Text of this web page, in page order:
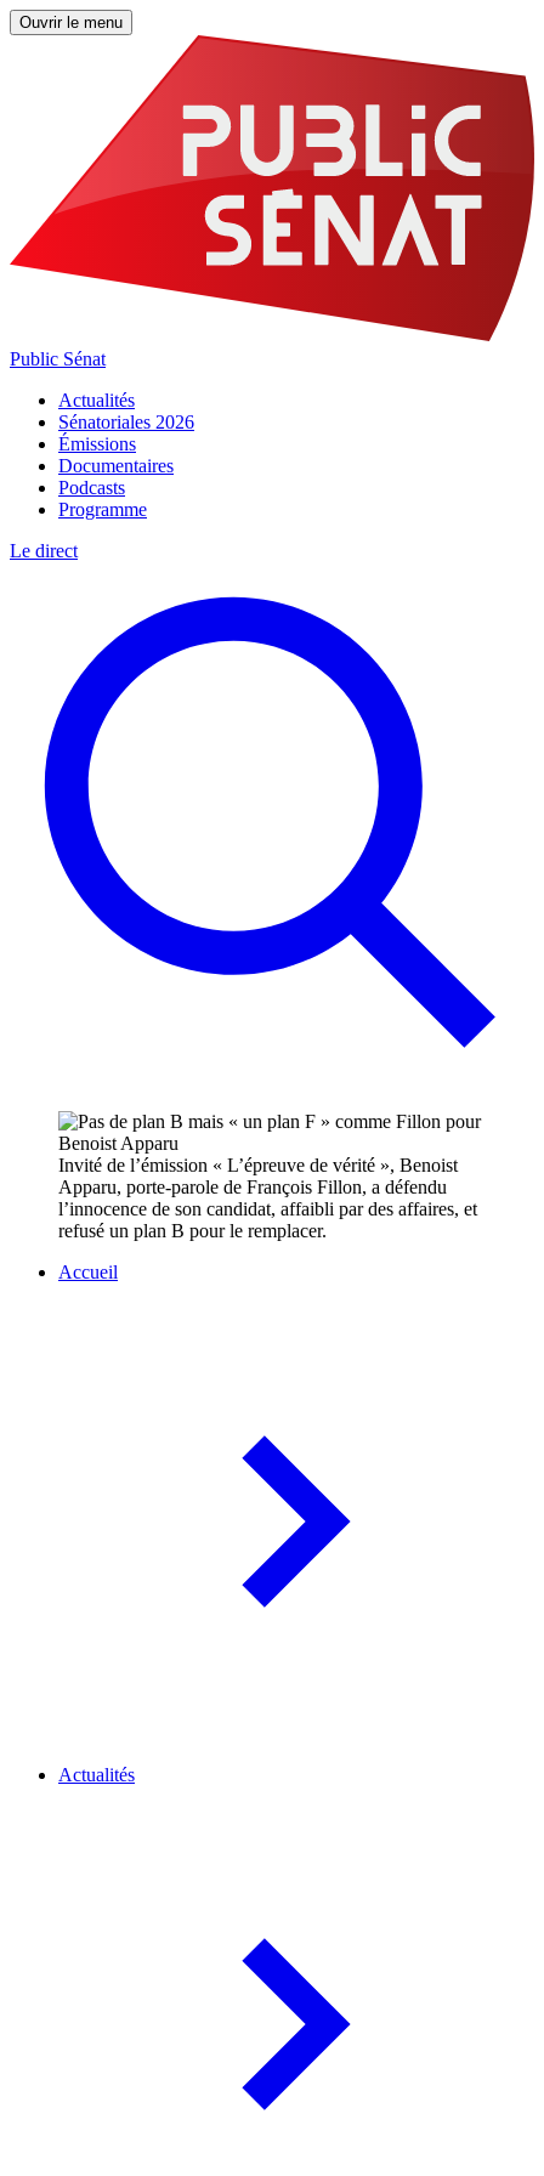
Ouvrir le menu
Public Sénat
Actualités
Sénatoriales 2026
Émissions
Documentaires
Podcasts
Programme
Le direct
Invité de l’émission « L’épreuve de vérité », Benoist
Apparu, porte-parole de François Fillon, a défendu
l’innocence de son candidat, affaibli par des affaires, et
refusé un plan B pour le remplacer.
Accueil
Actualités